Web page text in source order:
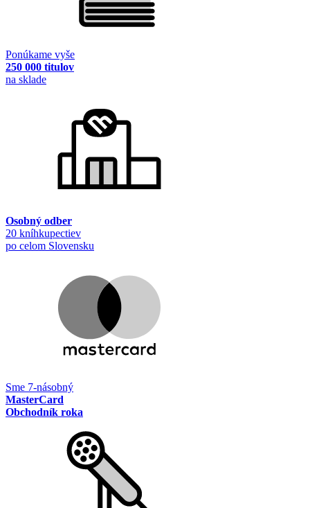
Ponúkame vyše
250 000 titulov
na sklade
Osobný odber
20 kníhkupectiev
po celom Slovensku
Sme 7-násobný
MasterCard
Obchodník roka